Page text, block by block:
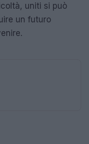
uniti si può
un futuro